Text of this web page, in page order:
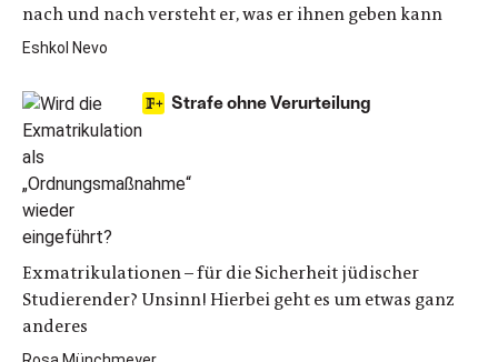
nach und nach versteht er, was er ihnen geben kann
Eshkol Nevo
Strafe ohne Verurteilung
Exmatrikulationen – für die Sicherheit jüdischer
Studierender? Unsinn! Hierbei geht es um etwas ganz
anderes